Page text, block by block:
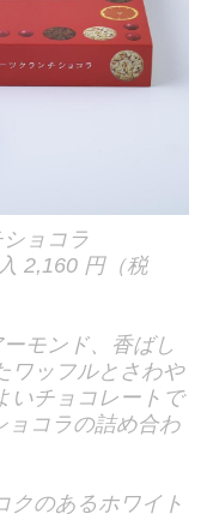
ョコラ
2,160 円（税
モンド、香ばし
ワッフルとさわや
いチョコレートで
ョコラの詰め合わ
クのあるホワイト